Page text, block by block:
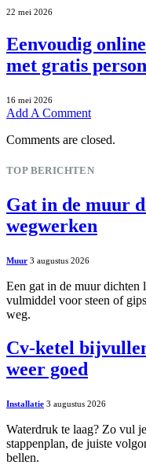
22 mei 2026
Eenvoudig
met gratis
16 mei 2026
Add A Comment
Comments are closed.
TOP BERICHTEN
Gat in de muur
wegwerken
Muur 3 augustus 2026
Een gat in de muur dichten
vulmiddel voor steen of
weg.
Cv-ketel
weer goed
Installatie 3 augustus 2026
Waterdruk te laag? Zo vul
stappenplan, de juiste
bellen.